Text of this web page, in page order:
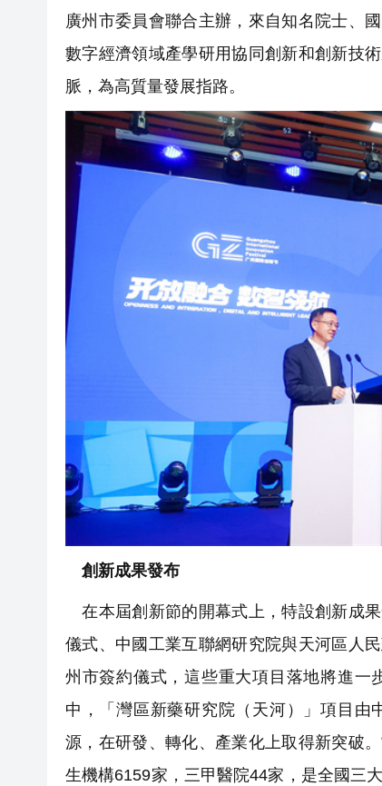
廣州市委員會聯合主辦，來自知名院士、
數字經濟領域產學研用協同創新和創新技
脈，為高質量發展指路。
創新成果發布
在本屆創新節的開幕式上，特設創新成
儀式、中國工業互聯網研究院與天河區人
州市簽約儀式，這些重大項目落地將進一
中，「灣區新藥研究院（天河）」項目由
源，在研發、轉化、產業化上取得新突破
生機構6159家，三甲醫院44家，是全國三